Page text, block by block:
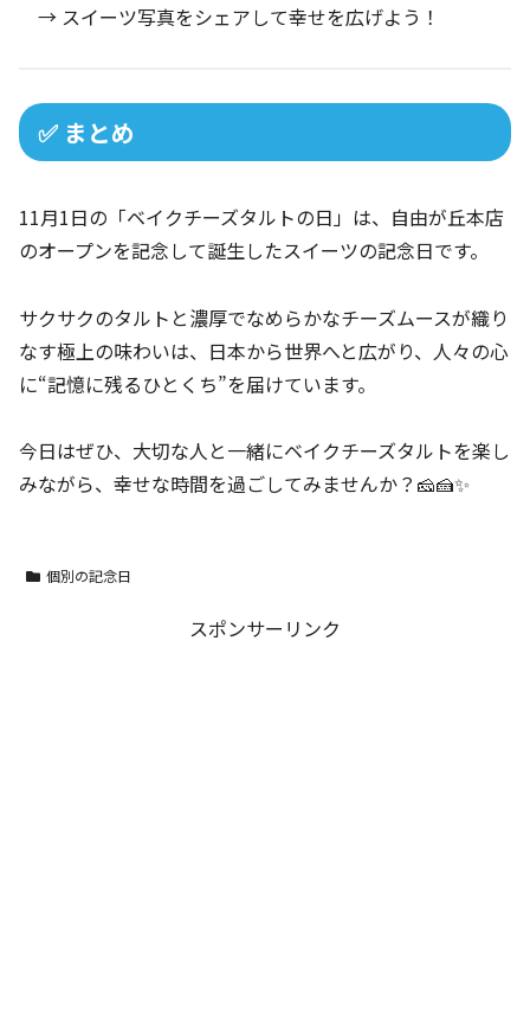
→ スイーツ写真をシェアして幸せを広げよう！
✅ まとめ
11月1日の「ベイクチーズタルトの日」は、自由が丘本店
のオープンを記念して誕生したスイーツの記念日です。
サクサクのタルトと濃厚でなめらかなチーズムースが織り
なす極上の味わいは、日本から世界へと広がり、人々の心
に“記憶に残るひとくち”を届けています。
今日はぜひ、大切な人と一緒にベイクチーズタルトを楽し
みながら、幸せな時間を過ごしてみませんか？🧀🍰✨
個別の記念日
スポンサーリンク